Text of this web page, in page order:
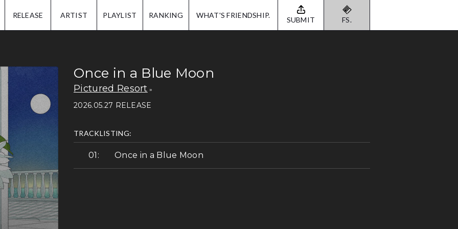
RELEASE ARTIST PLAYLIST RANKING WHAT'S FRIENDSHIP. SUBMIT FS.
Once in a Blue Moon
Pictured Resort
2026.05.27 RELEASE
TRACKLISTING:
Once in a Blue Moon